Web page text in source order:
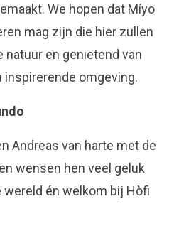
We hopen dat Míyo
mag zijn die hier zullen
natuur en genietend van
inspirerende omgeving.
Andreas van harte met de
wensen hen veel geluk
wereld én welkom bij Hòfi